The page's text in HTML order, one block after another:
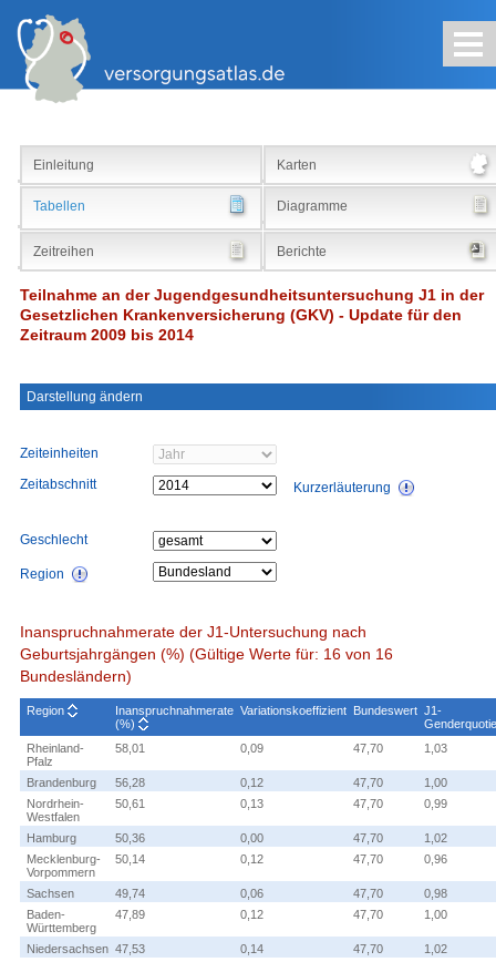
Suche
Einleitung Karten
Tabellen Diagramme
Zeitreihen Berichte
Teilnahme an der Jugendgesundheitsuntersuchung J1 in der
Gesetzlichen Krankenversicherung (GKV) - Update für den
Zeitraum 2009 bis 2014
Darstellung ändern
Zeiteinheiten
Zeitabschnitt
Kurzerläuterung
Geschlecht
Region
Inanspruchnahmerate der J1-Untersuchung nach
Geburtsjahrgängen (%) (Gültige Werte für: 16 von 16
Bundesländern)
Region
Inanspruchnahmerate
(%)
Variationskoeffizient Bundeswert J1-
Rheinland-
Pfalz
58,01 0,09 47,70 1,03
Brandenburg 56,28 0,12 47,70
1,00
Nordrhein-
Westfalen
50,61 0,13 47,70 0,99
Hamburg 50,36 0,00 47,70
1,02
Mecklenburg-
Vorpommern
50,14 0,12 47,70 0,96
Sachsen 49,74 0,06 47,70
0,98
Baden-
Württemberg
47,89 0,12 47,70 1,00
Niedersachsen 47,53 0,14 47,70
1,02